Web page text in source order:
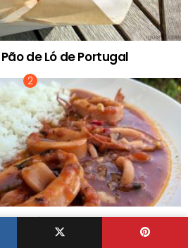
de Ló de Portugal
à Portuguesa